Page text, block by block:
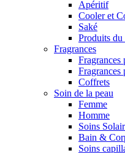
Apéritif
Cooler et
Saké
Produits du
Fragrances
Fragrances
Fragrances
Coffrets
Soin de la peau
Femme
Homme
Soins
Bain &
Soins